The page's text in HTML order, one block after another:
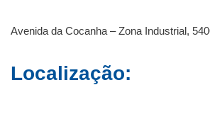
Avenida da Cocanha – Zona Industrial,
Localização: